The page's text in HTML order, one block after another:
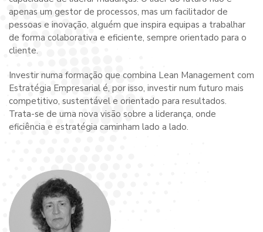
apenas um gestor de processos, mas um facilitador de
pessoas e inovação, alguém que inspira equipas a trabalhar
de forma colaborativa e eficiente, sempre orientado para o
cliente.
Investir numa formação que combina Lean Management com
Estratégia Empresarial é, por isso, investir num futuro mais
competitivo, sustentável e orientado para resultados.
Trata-se de uma nova visão sobre a liderança, onde
eficiência e estratégia caminham lado a lado.